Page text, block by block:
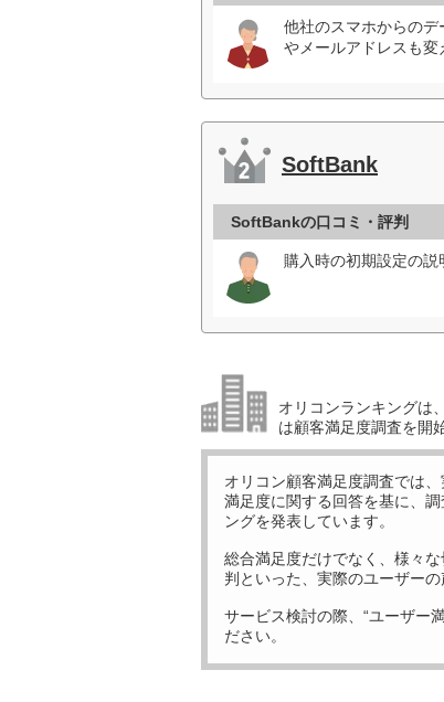
他社のスマホからのデ
やメールアドレスも変
SoftBank
SoftBankの口コミ・評判
購入時の初期設定の説
オリコンランキングは
は顧客満足度調査を開
オリコン顧客満足度調査では
満足度に関する回答を基に、調
ングを発表しています。
総合満足度だけでなく、様々な
判といった、実際のユーザーの
サービス検討の際、“ユーザー
ださい。